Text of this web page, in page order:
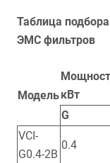
Таблица
ЭМС фильтров
МоделькВт
G
VCI-
G0.4-2B
0.4